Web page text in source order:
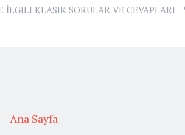
İLGILI KLASIK SORULAR VE CEVAPLARI
Ana Sayfa